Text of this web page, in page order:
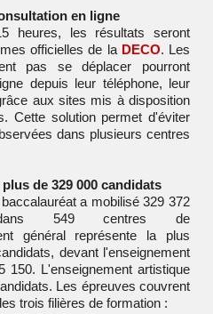
en ligne
heures, les résultats seront
officielles de la DECO. Les
pas se déplacer pourront
depuis leur téléphone, leur
aux sites mis à disposition
Cette solution permet d'éviter
dans plusieurs centres
de 329 000 candidats
a mobilisé 329 372
549 centres de
général représente la plus
devant l'enseignement
150. L'enseignement artistique
Les épreuves couvrent
trois filières de formation :